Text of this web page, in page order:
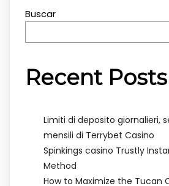
Buscar
Recent Posts
Limiti di deposito giornalieri,
mensili di Terrybet Casino
Spinkings casino Trustly
Method
How to Maximize the Tucan